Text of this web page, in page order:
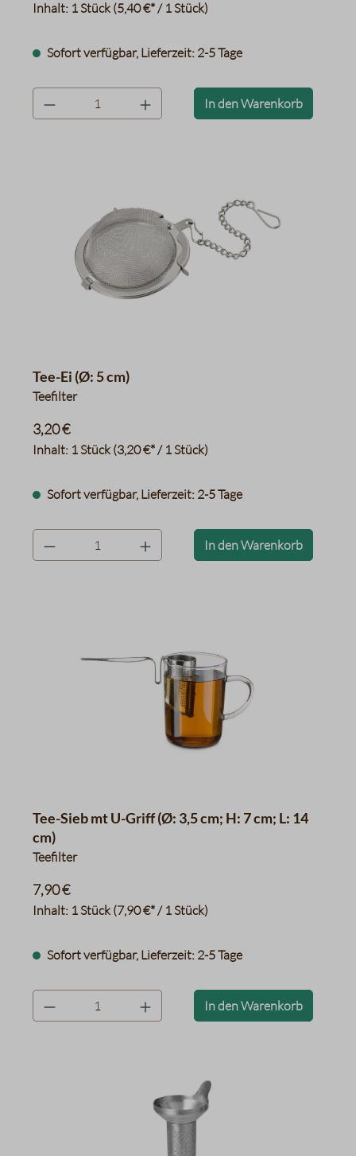
Inhalt: 1 Stück(5,40 €* / 1 Stück)
Sofort verfügbar, Lieferzeit: 2-5 Tage
product.quantityLabel In den Warenkorb
Tee-Ei (Ø: 5 cm)
Teefilter
Inhalt: 1 Stück(3,20 €* / 1 Stück)
3,20 €
Sofort verfügbar, Lieferzeit: 2-5 Tage
product.quantityLabel In den Warenkorb
Tee-Sieb mt U-Griff (Ø: 3,5 cm; H: 7 cm; L: 14
cm)
Teefilter
Inhalt: 1 Stück(7,90 €* / 1 Stück)
7,90 €
Sofort verfügbar, Lieferzeit: 2-5 Tage
product.quantityLabel In den Warenkorb